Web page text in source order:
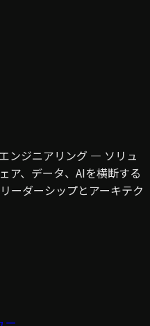
ンジニアリング — ソリュ
ア、データ、AIを横断する
ーダーシップとアーキテク
ー